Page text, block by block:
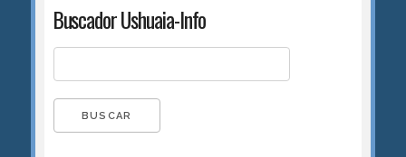
Buscador Ushuaia-Info